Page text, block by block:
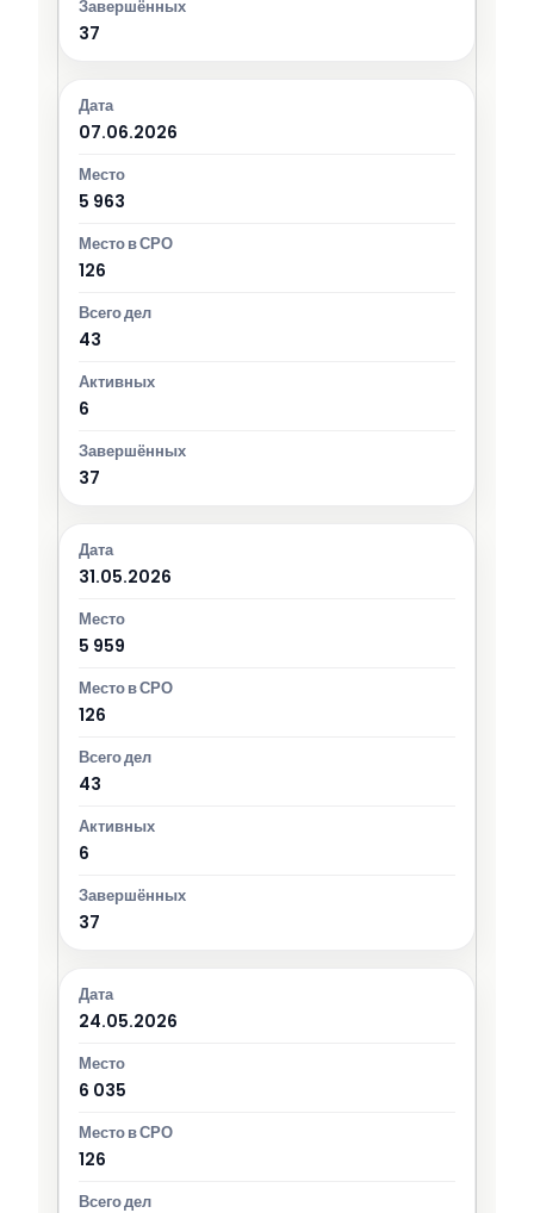
37
07.06.2026
5 963
126
43
6
37
31.05.2026
5 959
126
43
6
37
24.05.2026
6 035
126